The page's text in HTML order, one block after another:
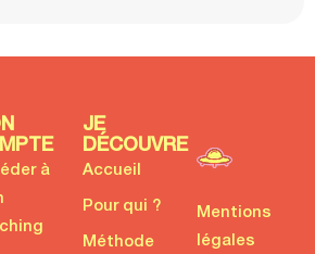
à
JE
DÉCOUVRE
Accueil
Pour qui ?
Méthode
Mentions
légales